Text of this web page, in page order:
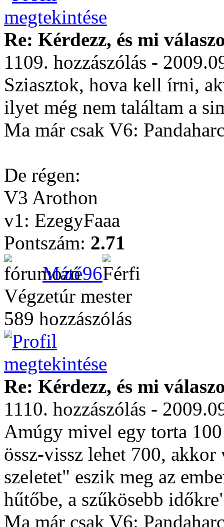
Re: Kérdezz, és mi
1109. hozzászólás -
Sziasztok, hova kell írni,
ilyet még nem találtam a
Ma már csak V6:
De régen:
V3 Arothon
v1: EzegyFaaa
Pontszám: 2.71
Máté96
Végzetúr mester
589 hozzászólás
Re: Kérdezz, és mi
1110. hozzászólás -
Amúgy mivel egy torta
össz-vissz lehet 700,
szeletet" eszik meg az
hűtőbe, a szűkösebb
Ma már csak V6: